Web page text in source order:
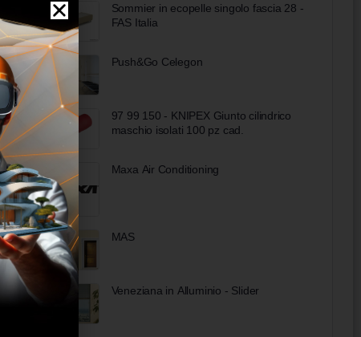
Sommier in ecopelle singolo fascia 28 -
FAS Italia
Push&Go Celegon
97 99 150 - KNIPEX Giunto cilindrico
maschio isolati 100 pz cad.
Maxa Air Conditioning
MAS
Veneziana in Alluminio - Slider